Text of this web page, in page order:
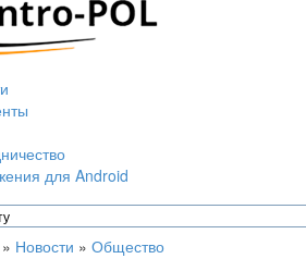
для Android
» Новости » Общество